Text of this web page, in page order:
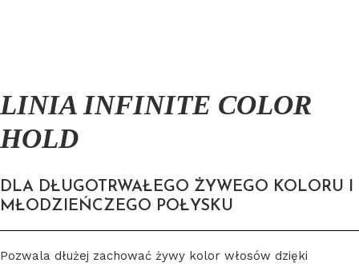
LINIA INFINITE COLOR
HOLD
DLA DŁUGOTRWAŁEGO ŻYWEGO KOLORU I
MŁODZIEŃCZEGO POŁYSKU
Pozwala dłużej zachować żywy kolor włosów dzięki